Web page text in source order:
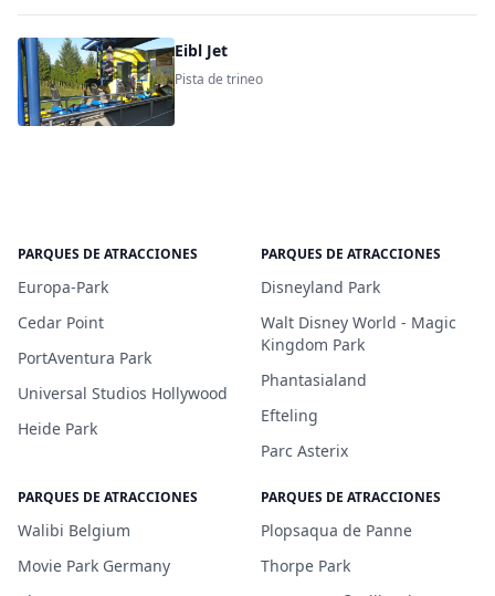
Eibl Jet
Pista de trineo
PARQUES DE ATRACCIONES
Europa-Park
Cedar Point
PortAventura Park
Universal Studios Hollywood
Heide Park
PARQUES DE ATRACCIONES
Disneyland Park
Walt Disney World - Magic
Kingdom Park
Phantasialand
Efteling
Parc Asterix
PARQUES DE ATRACCIONES
Walibi Belgium
Movie Park Germany
PARQUES DE ATRACCIONES
Plopsaqua de Panne
Thorpe Park